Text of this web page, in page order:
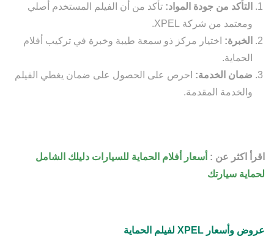
التأكد من جودة المواد: تأكد من أن الفيلم المستخدم أصلي
ومعتمد من شركة XPEL.
الخبرة: اختيار مركز ذو سمعة طيبة وخبرة في تركيب أفلام
الحماية.
ضمان الخدمة: احرص على الحصول على ضمان يغطي الفيلم
والخدمة المقدمة.
اقرأ اكثر عن : أسعار أفلام الحماية للسيارات دليلك الشامل
لحماية سيارتك
عروض وأسعار XPEL لفيلم الحماية